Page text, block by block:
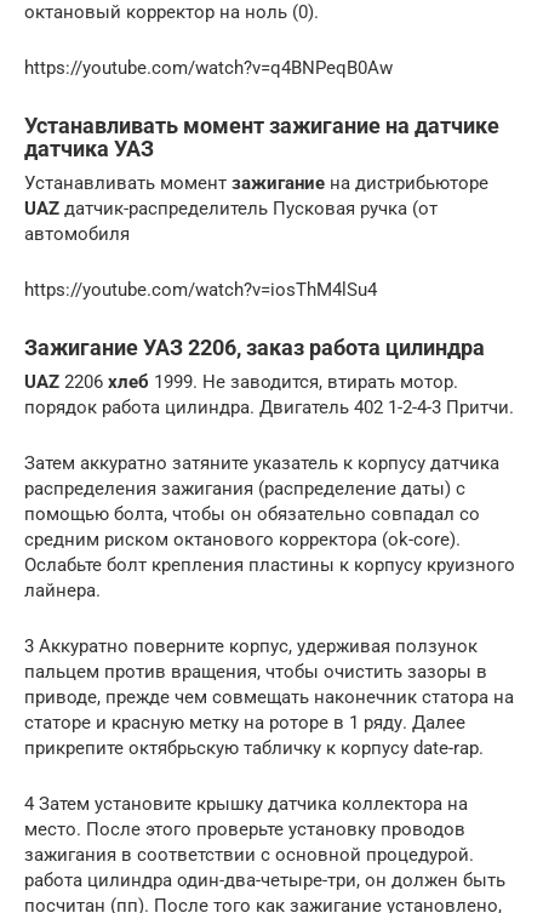
октановый корректор на ноль (0).
https://youtube.com/watch?v=q4BNPeqB0Aw
Устанавливать момент зажигание на датчике
датчика УАЗ
Устанавливать момент зажигание на дистрибьюторе
UAZ датчик-распределитель Пусковая ручка (от
автомобиля
https://youtube.com/watch?v=iosThM4lSu4
Зажигание УАЗ 2206, заказ работа цилиндра
UAZ 2206 хлеб 1999. Не заводится, втирать мотор.
порядок работа цилиндра. Двигатель 402 1-2-4-3 Притчи.
Затем аккуратно затяните указатель к корпусу датчика
распределения зажигания (распределение даты) с
помощью болта, чтобы он обязательно совпадал со
средним риском октанового корректора (ok-core).
Ослабьте болт крепления пластины к корпусу круизного
лайнера.
3 Аккуратно поверните корпус, удерживая ползунок
пальцем против вращения, чтобы очистить зазоры в
приводе, прежде чем совмещать наконечник статора на
статоре и красную метку на роторе в 1 ряду. Далее
прикрепите октябрьскую табличку к корпусу date-rap.
4 Затем установите крышку датчика коллектора на
место. После этого проверьте установку проводов
зажигания в соответствии с основной процедурой.
работа цилиндра один-два-четыре-три, он должен быть
посчитан (пп). После того как зажигание установлено,